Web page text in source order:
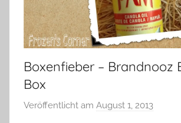
Boxenfieber – Brandnooz
Box
Veröffentlicht am August 1, 2013